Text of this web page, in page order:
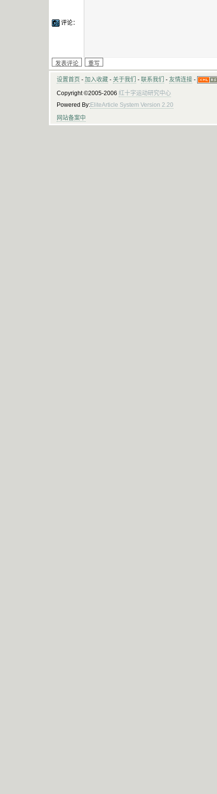
评论：
设置首页 - 加入收藏 - 关于我们 - 联系我们 - 友情连接 -
Copyright ©2005-2006 红十字运动研究中心
Powered By:EliteArticle System Version 2.20
网站备案中